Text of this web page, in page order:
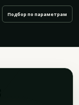
Подбор по параметрам